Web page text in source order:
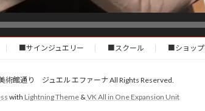
■サインジュエリー ■スクール ■ショップ
術館通り ジュエル エファーナ All Rights Reserved.
with Lightning Theme&VK All in One Expansion Unit